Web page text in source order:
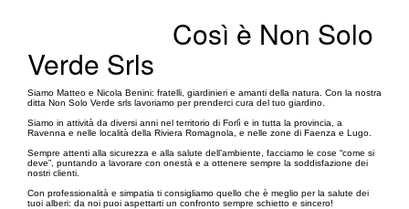
Così è Non Solo
Verde Srls
Siamo Matteo e Nicola Benini: fratelli, giardinieri e amanti della natura. Con la nostra
ditta Non Solo Verde srls lavoriamo per prenderci cura del tuo giardino.
Siamo in attività da diversi anni nel territorio di Forlì e in tutta la provincia, a
Ravenna e nelle località della Riviera Romagnola, e nelle zone di Faenza e Lugo.
Sempre attenti alla sicurezza e alla salute dell’ambiente, facciamo le cose “come si
deve”, puntando a lavorare con onestà e a ottenere sempre la soddisfazione dei
nostri clienti.
Con professionalità e simpatia ti consigliamo quello che è meglio per la salute dei
tuoi alberi: da noi puoi aspettarti un confronto sempre schietto e sincero!